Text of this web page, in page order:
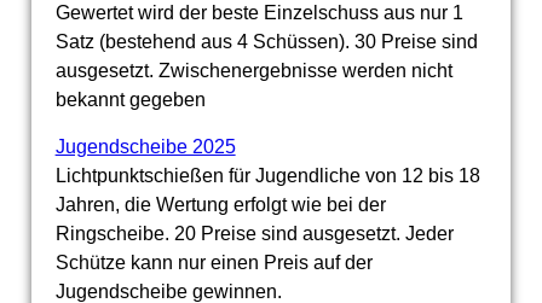
Gewertet wird der beste Einzelschuss aus nur 1
Satz (bestehend aus 4 Schüssen). 30 Preise sind
ausgesetzt. Zwischenergebnisse werden nicht
bekannt gegeben
Jugendscheibe 2025
Lichtpunktschießen für Jugendliche von 12 bis 18
Jahren, die Wertung erfolgt wie bei der
Ringscheibe. 20 Preise sind ausgesetzt. Jeder
Schütze kann nur einen Preis auf der
Jugendscheibe gewinnen.